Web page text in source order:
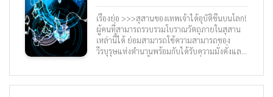
เรื่องย่อ >>>สุสานของเทพเจ้าได้อุบัติขึ้นบนโลก!
ผู้คนที่สามารถรวบรวมโบราณวัตถุภายในสุสาน
เหล่านี้ได้ ย่อมสามารถใช้ความสามารถของ
วีรบุรุษแห่งตำนานพร้อมกับได้รับความมั่งคั่งและ
คนหนึ่งได้เริ่มปล้นโบราณวัตถุและปรากฏตัวขึ้น
เขาเป็นที่รู้จักในนาม ราชันย์จอมโจรปล้นสุสาน